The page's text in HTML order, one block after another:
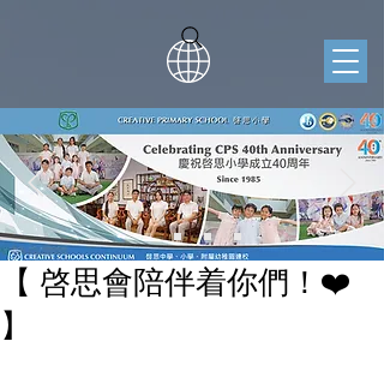
【 啓思會陪伴着你們！❤️
】